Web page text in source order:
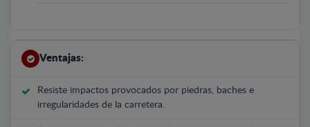
Ventajas:
Resiste impactos provocados por piedras, baches e
irregularidades de la carretera.